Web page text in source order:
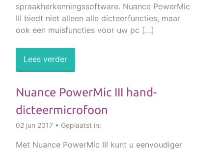
spraakherkenningssoftware. Nuance PowerMic
III biedt niet alleen alle dicteerfuncties, maar
ook een muisfuncties voor uw pc […]
Lees verder
Nuance PowerMic III hand-
dicteermicrofoon
02 jun 2017 • Geplaatst in:
Met Nuance PowerMic III kunt u eenvoudiger